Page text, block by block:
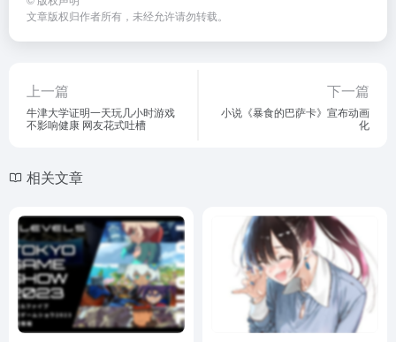
文章版权归作者所有，未经允许请勿转载。
上一篇
牛津大学证明一天玩几小时游戏
不影响健康 网友花式吐槽
下一篇
小说《暴食的巴萨卡》宣布动画
化
相关文章